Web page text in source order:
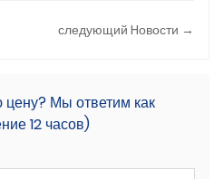
следующий Hовости →
Мы ответим как
12 часов)